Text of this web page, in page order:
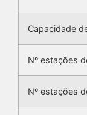
Capacidade
Nº estações
Nº estações